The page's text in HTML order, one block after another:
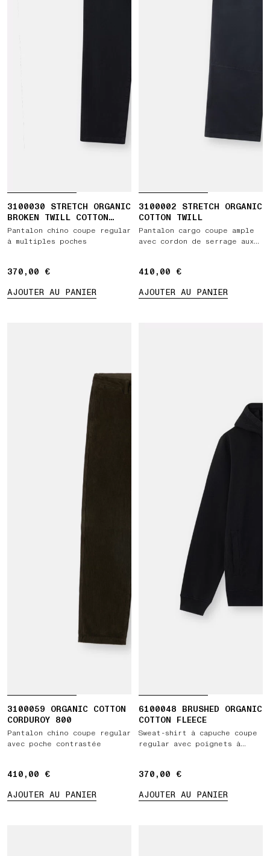
3100030 STRETCH ORGANIC
BROKEN TWILL COTTON
'OLD' EFFECT
Pantalon chino coupe regular
à multiples poches
370,00 €
370,00 €
AJOUTER AU PANIER
3100002 STRETCH ORGANIC
COTTON TWILL
Pantalon cargo coupe ample
avec cordon de serrage aux
410,00 €
410,00 €
AJOUTER AU PANIER
3100059 ORGANIC COTTON
CORDUROY 800
Pantalon chino coupe regular
avec poche contrastée
410,00 €
410,00 €
AJOUTER AU PANIER
6100048 BRUSHED ORGANIC
COTTON FLEECE
Sweat-shirt à capuche coupe
regular avec poignets à
370,00 €
370,00 €
AJOUTER AU PANIER